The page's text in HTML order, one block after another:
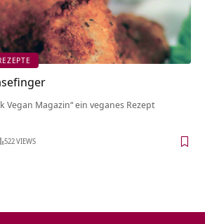
Vegan Magazin“ ein veganes Rezept
522 VIEWS